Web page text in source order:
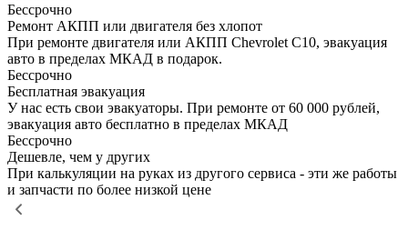
Бессрочно
Ремонт АКПП или двигателя без хлопот
При ремонте двигателя или АКПП Chevrolet C10, эвакуация
авто в пределах МКАД в подарок.
Бессрочно
Бесплатная эвакуация
У нас есть свои эвакуаторы. При ремонте от 60 000 рублей,
эвакуация авто бесплатно в пределах МКАД
Бессрочно
Дешевле, чем у других
При калькуляции на руках из другого сервиса - эти же работы
и запчасти по более низкой цене